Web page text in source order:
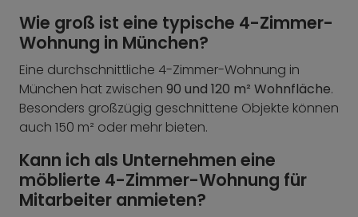
Wie groß ist eine typische 4-Zimmer-
Wohnung in München?
Eine durchschnittliche 4-Zimmer-Wohnung in
München hat zwischen 90 und 120 m² Wohnfläche.
Besonders großzügig geschnittene Objekte können
auch 150 m² oder mehr bieten.
Kann ich als Unternehmen eine
möblierte 4-Zimmer-Wohnung für
Mitarbeiter anmieten?